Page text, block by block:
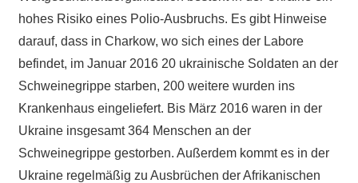
hohes Risiko eines Polio-Ausbruchs. Es gibt Hinweise
darauf, dass in Charkow, wo sich eines der Labore
befindet, im Januar 2016 20 ukrainische Soldaten an der
Schweinegrippe starben, 200 weitere wurden ins
Krankenhaus eingeliefert. Bis März 2016 waren in der
Ukraine insgesamt 364 Menschen an der
Schweinegrippe gestorben. Außerdem kommt es in der
Ukraine regelmäßig zu Ausbrüchen der Afrikanischen